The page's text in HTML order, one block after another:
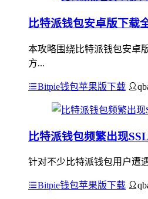
比特派钱包安卓版下载
本攻略围绕比特派钱包安卓
方...
Bitpie钱包苹果版下载
比特派钱包频繁出现
针对不少比特派钱包用户遭
Bitpie钱包苹果版下载